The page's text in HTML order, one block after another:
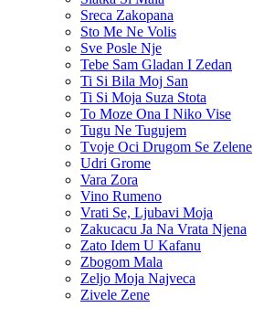
Sreca Zakopana
Sto Me Ne Volis
Sve Posle Nje
Tebe Sam Gladan I Zedan
Ti Si Bila Moj San
Ti Si Moja Suza Stota
To Moze Ona I Niko Vise
Tugu Ne Tugujem
Tvoje Oci Drugom Se Zelene
Udri Grome
Vara Zora
Vino Rumeno
Vrati Se, Ljubavi Moja
Zakucacu Ja Na Vrata Njena
Zato Idem U Kafanu
Zbogom Mala
Zeljo Moja Najveca
Zivele Zene